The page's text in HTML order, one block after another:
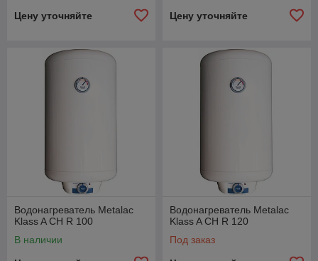
Цену уточняйте Цену уточняйте
Водонагреватель Metalac
Klass A CH R 100
В наличии
Водонагреватель Metalac
Klass A CH R 120
Под заказ